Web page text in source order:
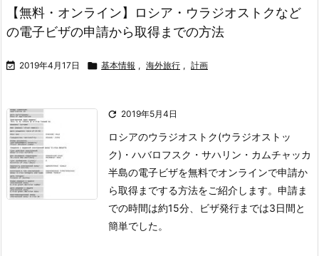
【無料・オンライン】ロシア・ウラジオストクなど
の電子ビザの申請から取得までの方法
 2019年4月17日  基本情報 , 海外旅行 , 計画
 2019年5月4日
ロシアのウラジオストク(ウラジオストッ
ク)・ハバロフスク・サハリン・カムチャッカ
半島の電子ビザを無料でオンラインで申請か
ら取得までする方法をご紹介します。 申請ま
での時間は約15分、ビザ発行までは3日間と
簡単でした。